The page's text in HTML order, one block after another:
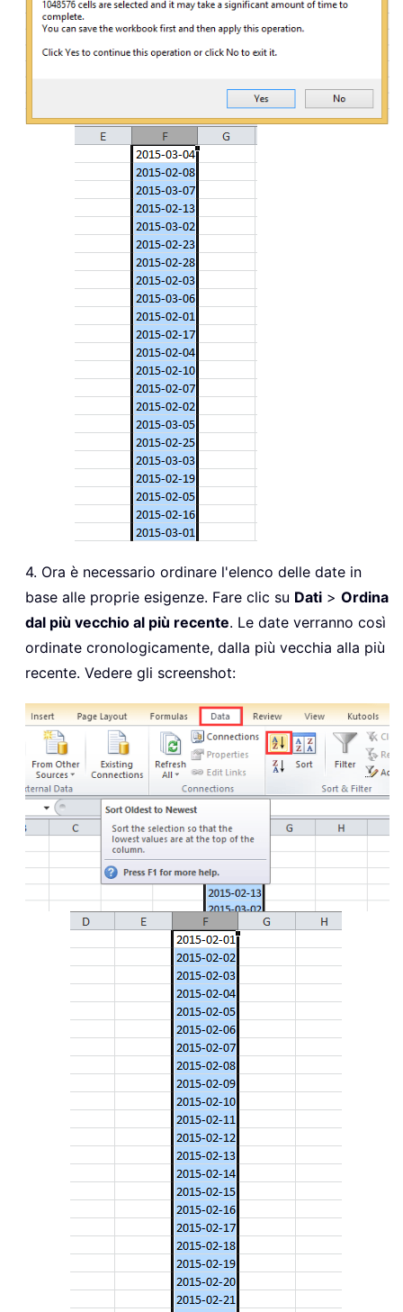
4. Ora è necessario ordinare l'elenco delle date in
base alle proprie esigenze. Fare clic su Dati > Ordina
dal più vecchio al più recente. Le date verranno così
ordinate cronologicamente, dalla più vecchia alla più
recente. Vedere gli screenshot: